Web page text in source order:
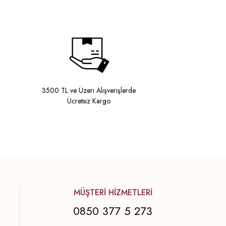
3500 TL ve Üzeri Alışverişlerde
Ücretsiz Kargo
MÜŞTERİ HİZMETLERİ
0850 377 5 273